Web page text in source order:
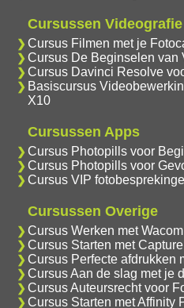
Cursussen Videografie
Cursus Filmen met je
Cursus De Beginselen van
Cursus Davinci Resolve
Basiscursus
X10
Cursussen Apps
Cursus Photopills voor
Cursus Photopills voor
Cursus VIP
Cursussen Overige
Cursus Werken met
Cursus Starten met
Cursus Perfecte afdrukken
Cursus Aan de slag met je
Cursus Auteursrecht voor
Cursus Starten met Affinity